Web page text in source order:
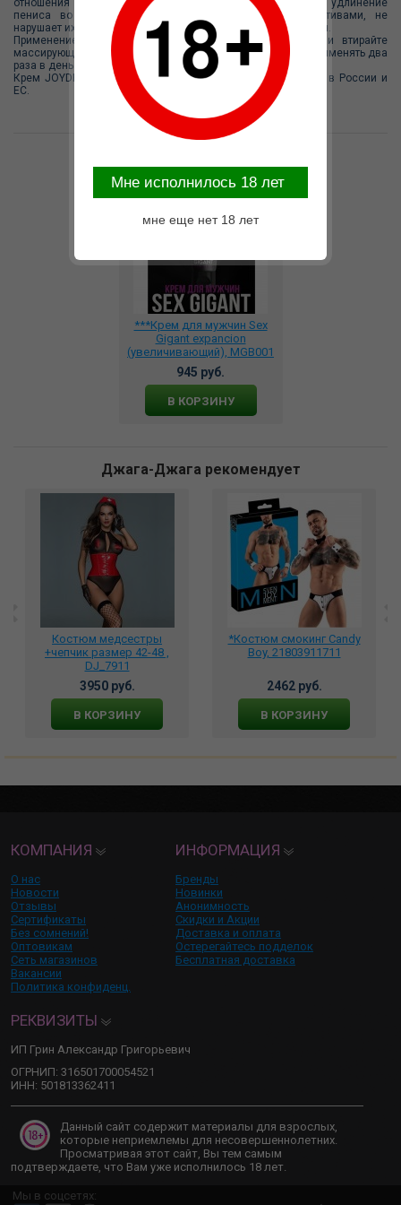
отношения еще более приятными за счет утолщения и удлинение
пениса во время применения. Совместим с презервативами, не
нарушает их структуру. Гипоаллергенный, не оставляет пятен.
Применение: нанесите достаточное количество крема и втирайте
массирующими движениями 5-10 минут. Рекомендуется применять два
раза в день на регулярной основе.
Крем JOYDROPS для увеличения пениса сертифицирован в России и
ЕС.
***Крем для мужчин Sex
Gigant expancion
(увеличивающий), MGB001
945 руб.
В КОРЗИНУ
Джага-Джага рекомендует
Костюм медсестры
+чепчик размер 42-48 ,
DJ_7911
3950 руб.
В КОРЗИНУ
*Костюм смокинг Candy
Boy, 21803911711
2462 руб.
В КОРЗИНУ
КОМПАНИЯ
О нас
Новости
Отзывы
Сертификаты
Без сомнений!
Оптовикам
Сеть магазинов
Вакансии
Политика конфиденц.
ИНФОРМАЦИЯ
Бренды
Новинки
Анонимность
Скидки и Акции
Доставка и оплата
Остерегайтесь подделок
Бесплатная доставка
РЕКВИЗИТЫ
ИП Грин Александр Григорьевич
ОГРНИП: 316501700054521
ИНН: 501813362411
Данный сайт содержит материалы для взрослых,
которые неприемлемы для несовершеннолетних.
Просматривая этот сайт, Вы тем самым
подтверждаете, что Вам уже исполнилось 18 лет.
Мы в соцсетях:
Mне исполнилось 18 лет
мне еще нет 18 лет